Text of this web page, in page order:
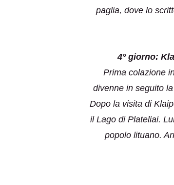
paglia, dove lo
4° giorno:
Prima colazione
divenne in seguito
Dopo la visita di
il Lago di Plateliai.
popolo lituano.